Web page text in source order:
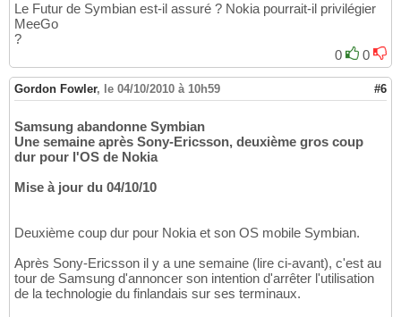
Le Futur de Symbian est-il assuré ? Nokia pourrait-il privilégier
MeeGo
?
0
0
Gordon Fowler, le 04/10/2010 à 10h59 #6
Samsung abandonne Symbian
Une semaine après Sony-Ericsson, deuxième gros coup
dur pour l'OS de Nokia
Mise à jour du 04/10/10
Deuxième coup dur pour Nokia et son OS mobile Symbian.
Après Sony-Ericsson il y a une semaine (lire ci-avant), c'est au
tour de Samsung d'annoncer son intention d'arrêter l'utilisation
de la technologie du finlandais sur ses terminaux.